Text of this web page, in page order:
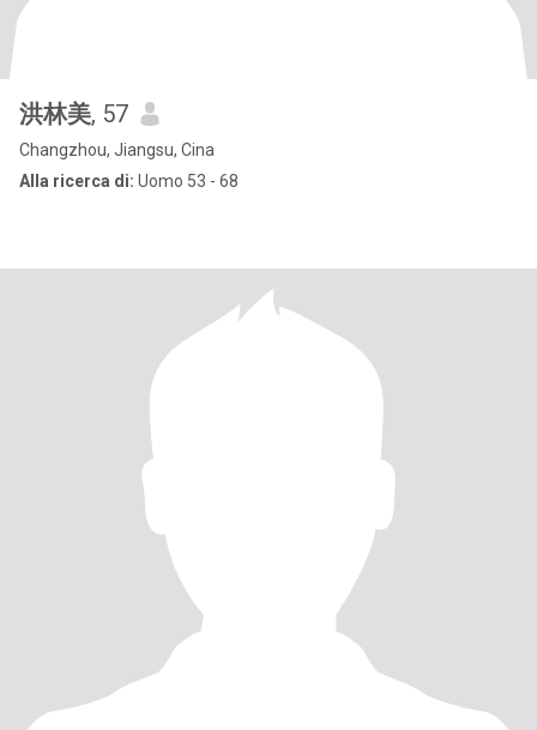
洪林美, 57
Changzhou, Jiangsu, Cina
Alla ricerca di: Uomo 53 - 68